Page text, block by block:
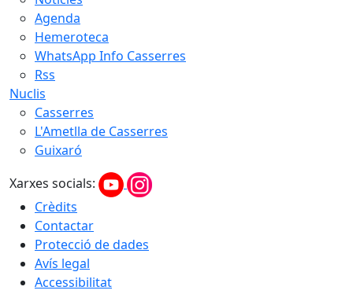
Agenda
Hemeroteca
WhatsApp Info Casserres
Rss
Nuclis
Casserres
L'Ametlla de Casserres
Guixaró
Xarxes socials:
Crèdits
Contactar
Protecció de dades
Avís legal
Accessibilitat